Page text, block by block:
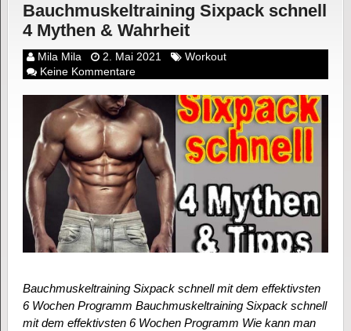
Bauchmuskeltraining Sixpack schnell
4 Mythen & Wahrheit
Mila Mila 2. Mai 2021
Workout
Keine Kommentare
Bauchmuskeltraining Sixpack schnell mit dem effektivsten
6 Wochen Programm Bauchmuskeltraining Sixpack schnell
mit dem effektivsten 6 Wochen Programm Wie kann man